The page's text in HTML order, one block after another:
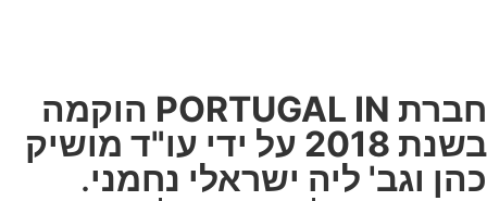
חברת PORTUGAL IN הוקמה
בשנת 2018 על ידי עו"ד מושיק
כהן וגב' ליה ישראלי נחמני.